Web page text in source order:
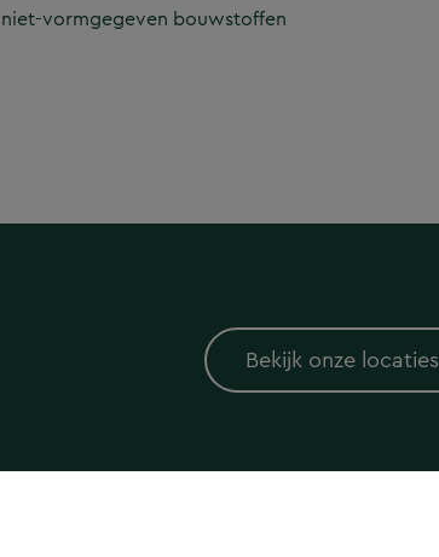
vormgegeven bouwstoffen
Bekijk onze locaties